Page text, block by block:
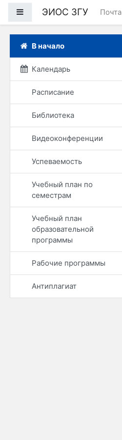
Боковая панель
ЭИОС ЗГУ Почта
В начало
Календарь
Расписание
Библиотека
Видеоконференции
Успеваемость
Учебный план по
семестрам
Учебный план
образовательной
программы
Рабочие программы
Антиплагиат